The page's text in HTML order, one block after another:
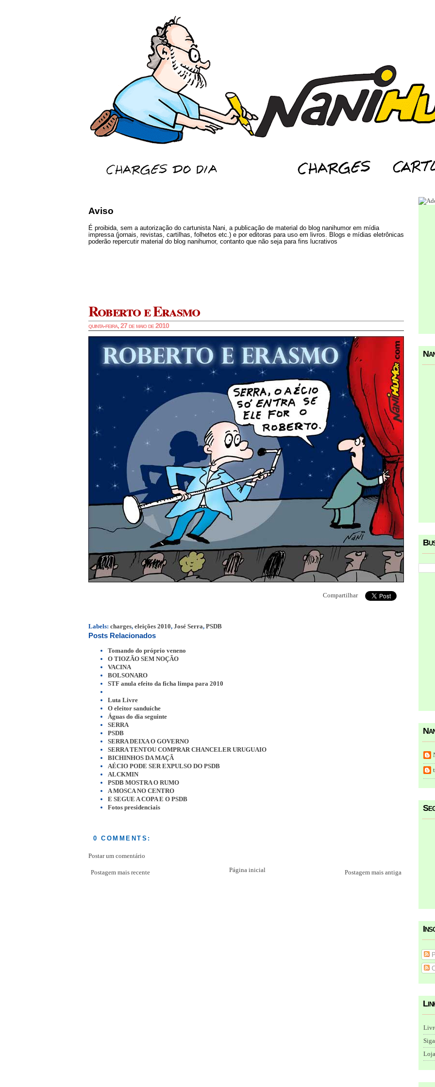
Aviso
É proibida, sem a autorização do cartunista Nani, a publicação de material do blog nanihumor em mídia
impressa (jornais, revistas, cartilhas, folhetos etc.) e por editoras para uso em livros. Blogs e mídias eletrônicas
poderão repercutir material do blog nanihumor, contanto que não seja para fins lucrativos
Roberto e Erasmo
quinta-feira, 27 de maio de 2010
Compartilhar
Labels: charges, eleições 2010, José Serra, PSDB
Posts Relacionados
Tomando do próprio veneno
O TIOZÃO SEM NOÇÃO
VACINA
BOLSONARO
STF anula efeito da ficha limpa para 2010
Luta Livre
O eleitor sanduíche
Águas do dia seguinte
SERRA
PSDB
SERRA DEIXA O GOVERNO
SERRA TENTOU COMPRAR CHANCELER URUGUAIO
BICHINHOS DA MAÇÃ
AÉCIO PODE SER EXPULSO DO PSDB
ALCKMIN
PSDB MOSTRA O RUMO
A MOSCA NO CENTRO
E SEGUE A COPA E O PSDB
Fotos presidenciais
0 COMMENTS:
Postar um comentário
Postagem mais recente Postagem mais antiga
Página inicial